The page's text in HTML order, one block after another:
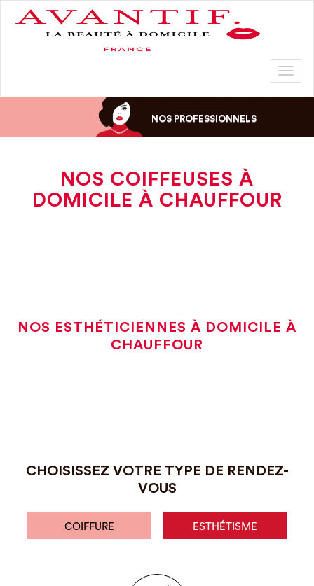
NOS PROFESSIONNELS
NOS COIFFEUSES À
DOMICILE À CHAUFFOUR
NOS ESTHÉTICIENNES À DOMICILE À
CHAUFFOUR
CHOISISSEZ VOTRE TYPE DE RENDEZ-
VOUS
COIFFURE ESTHÉTISME